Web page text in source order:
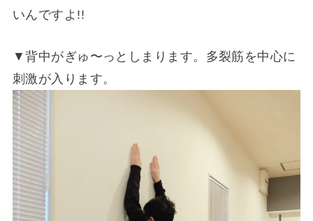
いんですよ!!
▼背中がぎゅ〜っとしまります。多裂筋を中心に
刺激が入ります。